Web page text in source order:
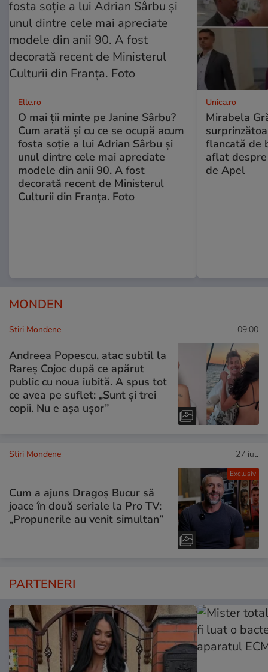
Elle.ro
O mai ții minte pe Janine Sârbu?
Cum arată și cu ce se ocupă acum
fosta soție a lui Adrian Sârbu și
unul dintre cele mai apreciate
modele din anii 90. A fost
decorată recent de Ministerul
Culturii din Franța. Foto
Unica.ro
Mirabela
flancată de
aflat
de Apel
MONDEN
Stiri Mondene 09:00
Andreea Popescu, atac subtil la
Rareș Cojoc după ce apărut
public cu noua iubită. A spus tot
ce avea pe suflet: „Sunt și trei
copii. Nu e așa ușor”
Exclusiv
Stiri Mondene 27 iul.
Cum a ajuns Dragoș Bucur să
joace în două seriale la Pro TV:
„Propunerile au venit simultan”
PARTENERI